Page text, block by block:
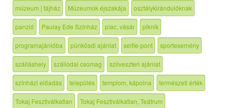
múzeum | tájház Múzeumok éjszakája osztálykirándulóknak
panzió Paulay Ede Színház piac, vásár piknik
programajánlóba pünkösdi ajánlat selfie-pont sportesemény
szálláshely szállodai csomag szilveszteri ajánlat
színházi előadás település templom, kápolna természeti érték
Tokaj Fesztiválkatlan Tokaj Fesztiválkatlan, Teátrum